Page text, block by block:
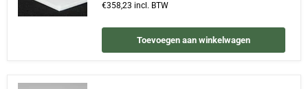
€358,23 incl. BTW
Toevoegen aan winkelwagen